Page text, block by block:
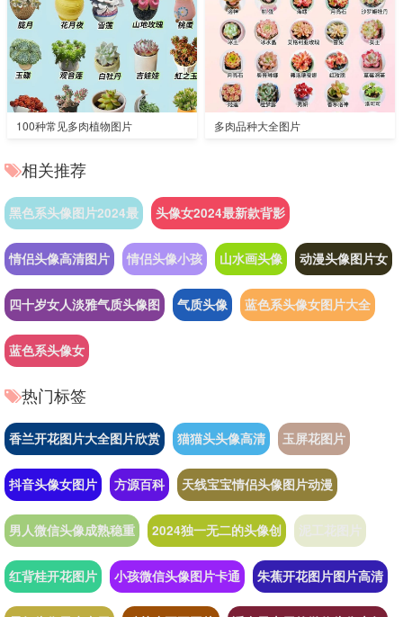
100种常见多肉植物图片 多肉品种大全图片
相关推荐
黑色系头像图片2024最 头像女2024最新款背影
情侣头像高清图片 情侣头像小孩 山水画头像 动漫头像图片女
四十岁女人淡雅气质头像图 气质头像 蓝色系头像女图片大全
蓝色系头像女
热门标签
香兰开花图片大全图片欣赏 猫猫头头像高清 玉屏花图片
抖音头像女图片 方源百科 天线宝宝情侣头像图片动漫
男人微信头像成熟稳重 2024独一无二的头像创 泥工花图片
红背桂开花图片 小孩微信头像图片卡通 朱蕉开花图片图片高清